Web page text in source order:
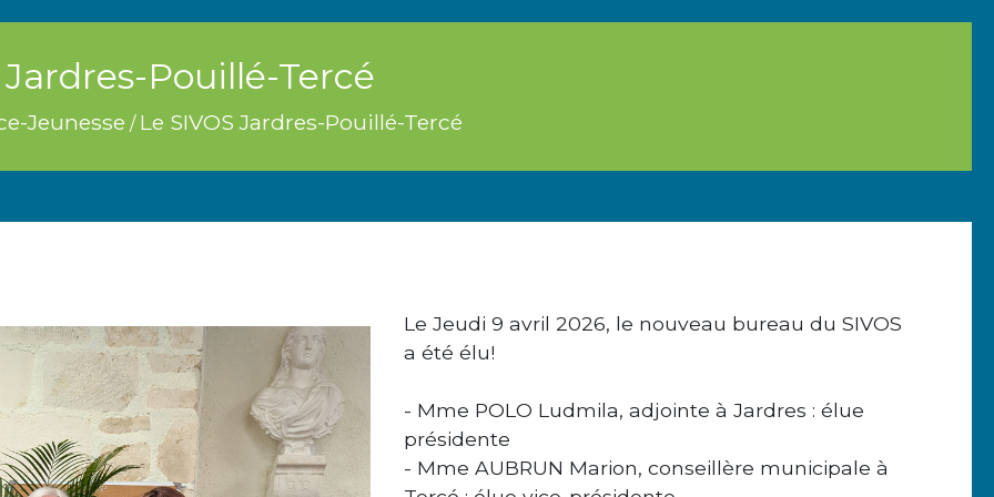
Jardres-Pouillé-Tercé
Jeunesse / Le SIVOS Jardres-Pouillé-Tercé
Le Jeudi 9 avril 2026, le nouveau bureau du SIVOS
a été élu!
- Mme POLO Ludmila, adjointe à Jardres : élue
présidente
- Mme AUBRUN Marion, conseillère municipale à